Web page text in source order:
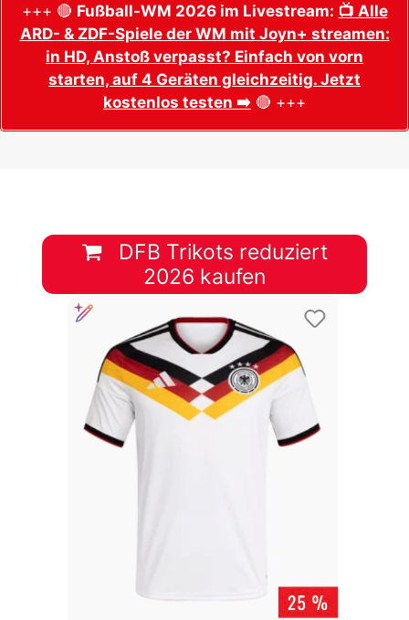
+++ 🔴 Fußball-WM 2026 im Livestream: 📺 Alle
ARD- & ZDF-Spiele der WM mit Joyn+ streamen:
in HD, Anstoß verpasst? Einfach von vorn
starten, auf 4 Geräten gleichzeitig. Jetzt
kostenlos testen ➡️ 🔴 +++
DFB Trikots reduziert
2026 kaufen